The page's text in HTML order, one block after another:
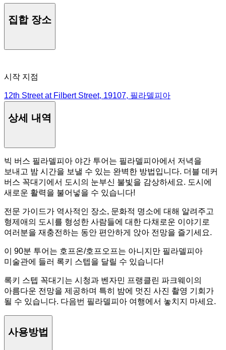
집합 장소
시작 지점
12th Street at Filbert Street, 19107, 필라델피아
상세 내역
빅 버스 필라델피아 야간 투어는 필라델피아에서 저녁을
보내고 밤 시간을 보낼 수 있는 완벽한 방법입니다. 더블 데커
버스 꼭대기에서 도시의 눈부신 불빛을 감상하세요. 도시에
새로운 활력을 불어넣을 수 있습니다!
전문 가이드가 역사적인 장소, 문화적 명소에 대해 알려주고
형제애의 도시를 형성한 사람들에 대한 다채로운 이야기로
여러분을 재충전하는 동안 편안하게 앉아 전망을 즐기세요.
이 90분 투어는 호프온/호프오프는 아니지만 필라델피아
미술관에 들러 록키 스텝을 달릴 수 있습니다!
록키 스텝 꼭대기는 시청과 벤자민 프랭클린 파크웨이의
아름다운 전망을 제공하며 특히 밤에 멋진 사진 촬영 기회가
될 수 있습니다. 다음번 필라델피아 여행에서 놓치지 마세요.
사용방법